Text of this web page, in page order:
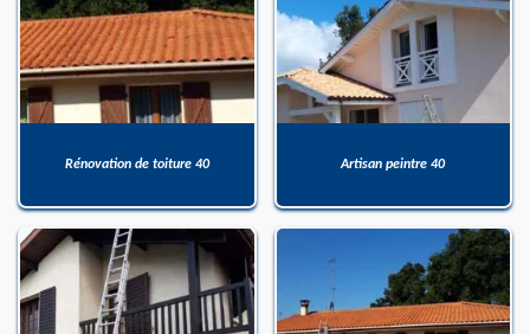
Rénovation de toiture 40 Artisan peintre 40